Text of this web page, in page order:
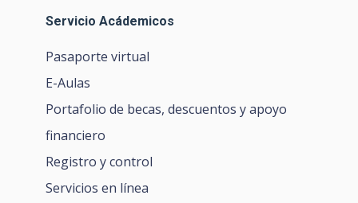
Servicio Acádemicos
Pasaporte virtual
E-Aulas
Portafolio de becas, descuentos y apoyo
financiero
Registro y control
Servicios en línea